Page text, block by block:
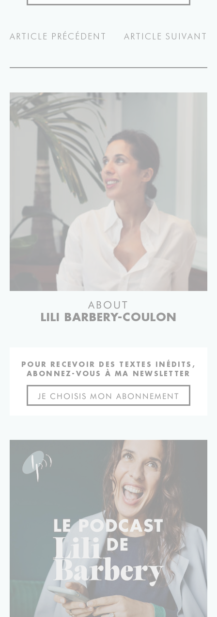
ARTICLE PRÉCÉDENT ARTICLE SUIVANT
ABOUT
LILI BARBERY-COULON
POUR RECEVOIR DES TEXTES INÉDITS,
ABONNEZ-VOUS À MA NEWSLETTER
JE CHOISIS MON ABONNEMENT